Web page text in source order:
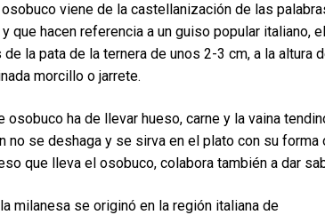
osobuco viene de la castellanización de las
y que hacen referencia a un guiso popular italiano,
la pata de la ternera de unos 2-3 cm, a la altura
morcillo o jarrete.
osobuco ha de llevar hueso, carne y la vaina
no se deshaga y se sirva en el plato con su
que lleva el osobuco, colabora también a dar
milanesa se originó en la región italiana de